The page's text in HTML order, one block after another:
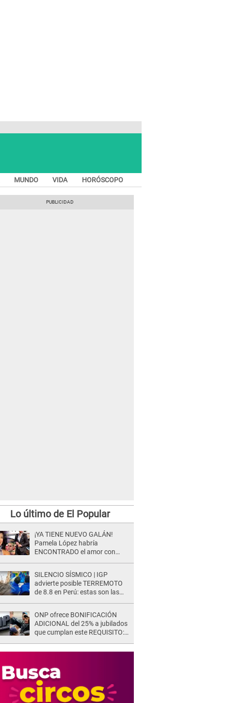
MUNDO VIDA HORÓSCOPO
Lo último de El Popular
¡YA TIENE NUEVO GALÁN!
Pamela López habría
ENCONTRADO el amor con
la ECHA en VIVO
SILENCIO SÍSMICO | IGP
advierte posible TERREMOTO
de 8.8 en Perú: estas son las
ONP ofrece BONIFICACIÓN
ADICIONAL del 25% a jubilados
que cumplan este REQUISITO: